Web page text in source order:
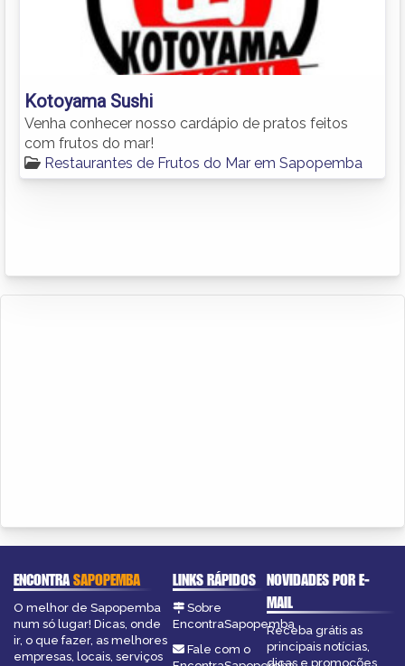
Kotoyama Sushi
Venha conhecer nosso cardápio de pratos feitos
com frutos do mar!
Restaurantes de Frutos do Mar em Sapopemba
ENCONTRASAPOPEMBA
O melhor de Sapopemba
num só lugar! Dicas, onde
ir, o que fazer, as melhores
empresas, locais, serviços
LINKS RÁPIDOS
Sobre
EncontraSapopemba
Fale com o
NOVIDADES POR E-
MAIL
Receba grátis as
principais notícias,
dicas e promoções